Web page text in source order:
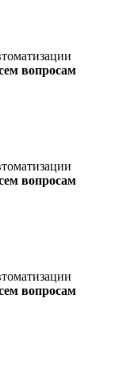
вопросам
вопросам
вопросам